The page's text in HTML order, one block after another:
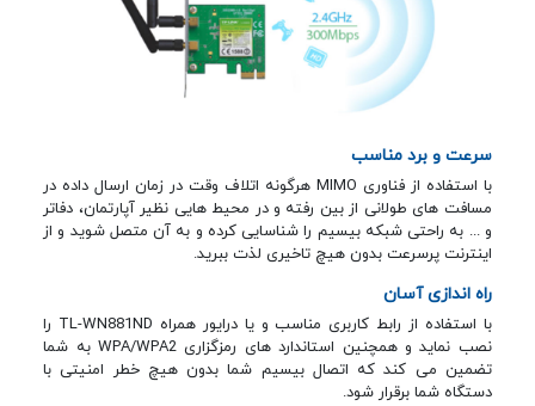
سرعت و برد مناسب
با استفاده از فناوری MIMO هرگونه اتلاف وقت در زمان ارسال داده در
مسافت های طولانی از بین رفته و در محیط هایی نظیر آپارتمان، دفاتر
و ... به راحتی شبکه بیسیم را شناسایی کرده و به آن متصل شوید و از
اینترنت پرسرعت بدون هیچ تاخیری لذت ببرید.
راه اندازی آسان
با استفاده از رابط کاربری مناسب و یا درایور همراه TL-WN881ND را
نصب نماید و همچنین استاندارد های رمزگزاری WPA/WPA2 به شما
تضمین می کند که اتصال بیسیم شما بدون هیچ خطر امنیتی با
دستگاه شما برقرار شود.